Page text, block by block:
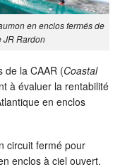
en enclos fermés de
JR Rardon
la CAAR (Coastal
à évaluer la rentabilité
en enclos
circuit fermé pour
enclos à ciel ouvert.